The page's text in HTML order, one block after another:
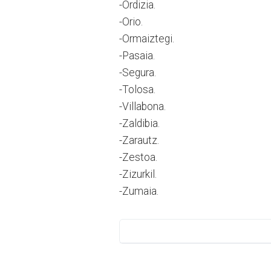
-Ordizia.
-Orio.
-Ormaiztegi.
-Pasaia.
-Segura.
-Tolosa.
-Villabona.
-Zaldibia.
-Zarautz.
-Zestoa.
-Zizurkil.
-Zumaia.